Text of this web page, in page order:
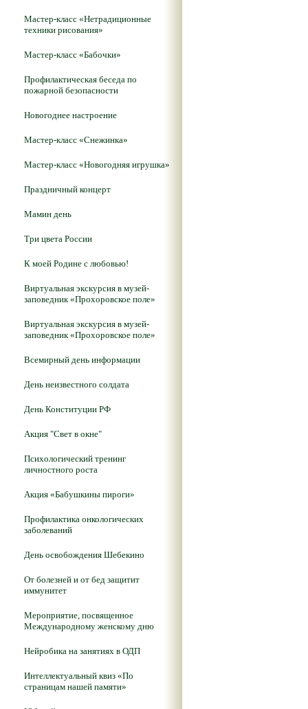
Мастер-класс «Нетрадиционные
техники рисования»
Мастер-класс «Бабочки»
Профилактическая беседа по
пожарной безопасности
Новогоднее настроение
Мастер-класс «Снежинка»
Мастер-класс «Новогодняя игрушка»
Праздничный концерт
Мамин день
Три цвета России
К моей Родине с любовью!
Виртуальная экскурсия в музей-
заповедник «Прохоровское поле»
Виртуальная экскурсия в музей-
заповедник «Прохоровское поле»
Всемирный день информации
День неизвестного солдата
День Конституции РФ
Акция "Свет в окне"
Психологический тренинг
личностного роста
Акция «Бабушкины пироги»
Профилактика онкологических
заболеваний
День освобождения Шебекино
От болезней и от бед защитит
иммунитет
Мероприятие, посвященное
Международному женскому дню
Нейробика на занятиях в ОДП
Интеллектуальный квиз «По
страницам нашей памяти»